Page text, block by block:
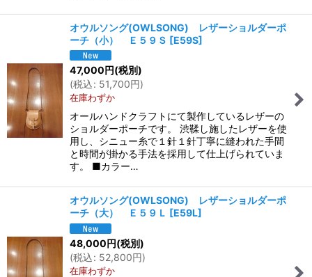
オウルソング(OWLSONG) レザーショルダーポ
ーチ（小） Ｅ５９Ｓ [E59S]
47,000円(税別)
(税込: 51,700円)
在庫わずか
オールハンドクラフトにて製作しているレザーの
ショルダーポーチです。 渋鞣し施したレザーを使
用し、シニュー糸で１針１針丁寧に縫われた手間
と時間が掛かる手法を採用して仕上げられていま
す。 ■カラー…
オウルソング(OWLSONG) レザーショルダーポ
ーチ（大） Ｅ５９Ｌ [E59L]
48,000円(税別)
(税込: 52,800円)
在庫わずか